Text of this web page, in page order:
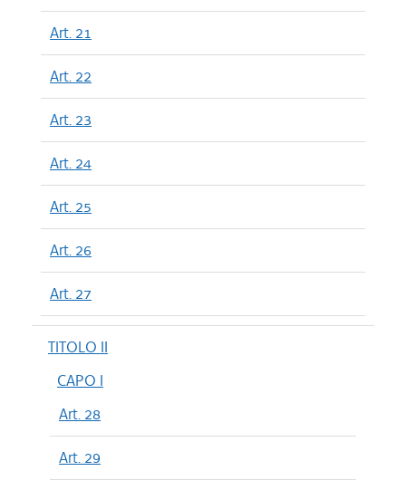
Art. 21
Art. 22
Art. 23
Art. 24
Art. 25
Art. 26
Art. 27
TITOLO II
CAPO I
Art. 28
Art. 29